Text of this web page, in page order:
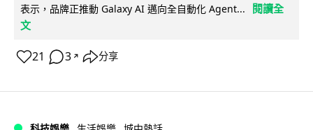
表示，品牌正推動 Galaxy AI 邁向全自動化 Agent...
閱讀全
文
21 3 ↗ 分享